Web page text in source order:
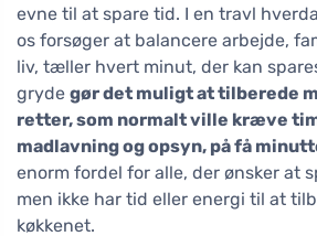
evne til at spare tid. I en travl
os forsøger at balancere arbejde,
liv, tæller hvert minut, der kan
gryde gør det muligt at tilberede
retter, som normalt ville kræve
madlavning og opsyn, på få
enorm fordel for alle, der ønsker at
men ikke har tid eller energi til at
køkkenet.